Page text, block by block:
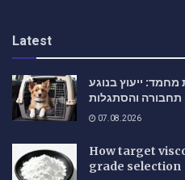
Latest
ייעוץ בנוגע
והסתגלות
07.08.2026
How target
grade selection